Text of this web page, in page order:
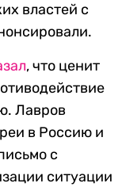
властей с
, что ценит
Лавров
в Россию и
с
ситуации